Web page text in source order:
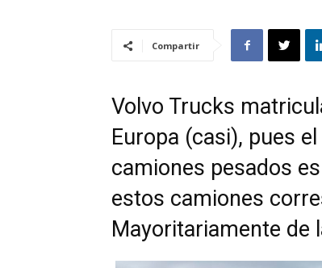
Compartir
Volvo Trucks
Europa (casi), pues
camiones pesados
estos camiones
Mayoritariamente de